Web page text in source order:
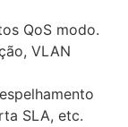
QoS modo.
VLAN
SLA, etc.